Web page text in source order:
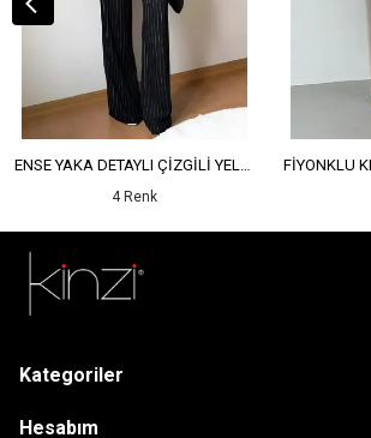
ENSE YAKA DETAYLI ÇİZGİLİ YELEK - YÜKSEK BEL DETAYLI ÇİZGİLİ PANTOLON
4 Renk
Kategoriler
Hesabım